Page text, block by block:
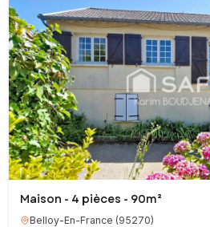
Maison - 4 pièces - 90m²
Belloy-En-France (95270)